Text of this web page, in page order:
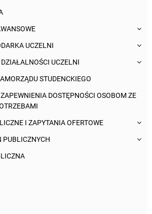
UCZELNI
UCZELNI
STUDENCKIEGO
DOSTĘPNOŚCI OSOBOM ZE
I ZAPYTANIA OFERTOWE
PUBLICZNYCH